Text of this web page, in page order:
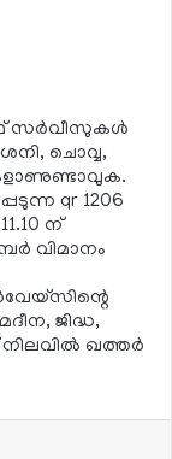
സര്‍വീസുകള്‍
ചൊവ്വ,
qr 1206
ന്
വിമാനം
ജിദ്ധ,
നിലവില്‍ ഖത്തര്‍